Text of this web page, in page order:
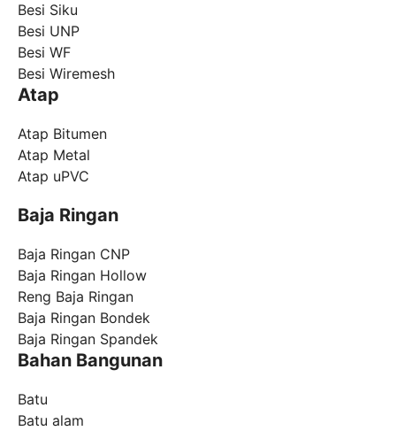
Besi Siku
Besi UNP
Besi WF
Besi Wiremesh
Atap
Atap Bitumen
Atap Metal
Atap uPVC
Baja Ringan
Baja Ringan CNP
Baja Ringan Hollow
Reng Baja Ringan
Baja Ringan Bondek
Baja Ringan Spandek
Bahan Bangunan
Batu
Batu alam